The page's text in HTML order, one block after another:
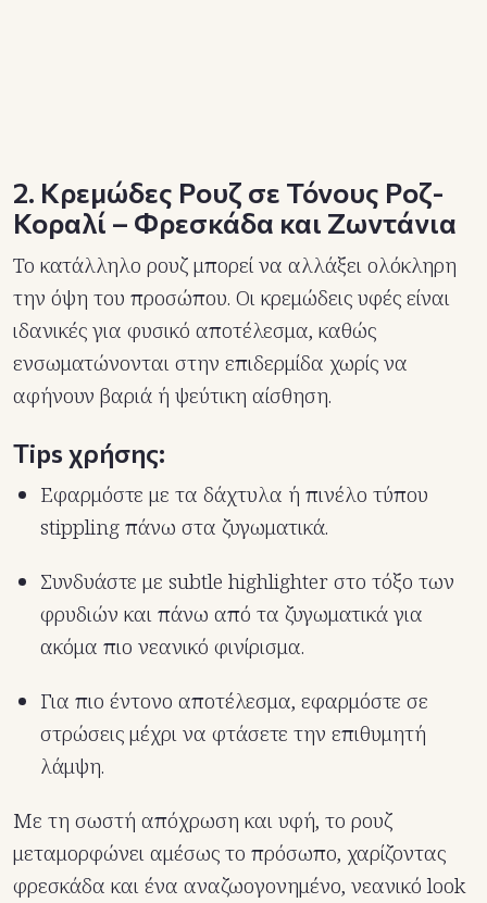
2. Κρεμώδες Ρουζ σε Τόνους Ροζ-
Κοραλί – Φρεσκάδα και Ζωντάνια
Το κατάλληλο ρουζ μπορεί να αλλάξει ολόκληρη
την όψη του προσώπου. Οι κρεμώδεις υφές είναι
ιδανικές για φυσικό αποτέλεσμα, καθώς
ενσωματώνονται στην επιδερμίδα χωρίς να
αφήνουν βαριά ή ψεύτικη αίσθηση.
Tips χρήσης:
Εφαρμόστε με τα δάχτυλα ή πινέλο τύπου
stippling πάνω στα ζυγωματικά.
Συνδυάστε με subtle highlighter στο τόξο των
φρυδιών και πάνω από τα ζυγωματικά για
ακόμα πιο νεανικό φινίρισμα.
Για πιο έντονο αποτέλεσμα, εφαρμόστε σε
στρώσεις μέχρι να φτάσετε την επιθυμητή
λάμψη.
Με τη σωστή απόχρωση και υφή, το ρουζ
μεταμορφώνει αμέσως το πρόσωπο, χαρίζοντας
φρεσκάδα και ένα αναζωογονημένο, νεανικό look